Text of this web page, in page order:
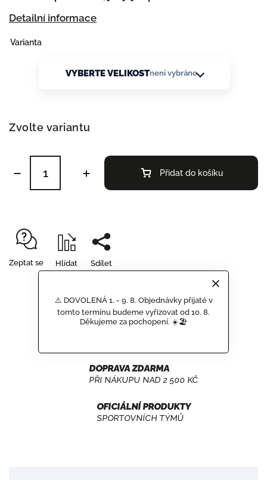
⚠️ DOVOLENÁ 1. - 9. 8. Objednávky přijaté v
tomto termínu budeme vyřizovat od 10. 8.
Děkujeme za pochopení. ☀️🏖️
Detailní informace
Varianta
VYBERTE VELIKOSTnení vybráno
Zvolte variantu
Přidat do košíku
Zeptat se Hlídat Sdílet
DOPRAVA ZDARMA
PŘI NÁKUPU NAD 2 500 KČ
OFICIÁLNÍ PRODUKTY
SPORTOVNÍCH TÝMŮ